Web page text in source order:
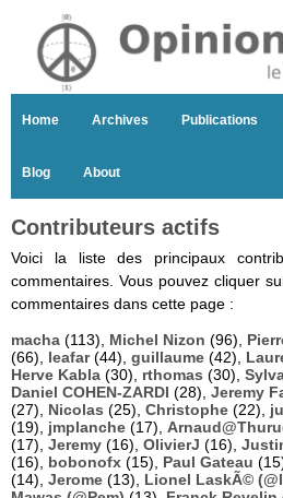
Home Archives Publications
Blog About
Contributeurs actifs
Voici la liste des principaux
commentaires. Vous pouvez cliquer
commentaires dans cette page :
macha (113), Michel Nizon (96),
(66), leafar(44), guillaume (42),
Herve Kabla (30), rthomas (30),
Daniel COHEN-ZARDI (28), Jeremy
(27), Nicolas (25), Christophe (22),
(19), jmplanche (17),
(17), Jeremy (16), OlivierJ (16),
(16), bobonofx (15), Paul Gateau
(14), Jerome (13), Lionel LaskÃ©